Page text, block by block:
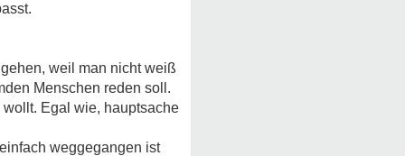
weil man nicht weiß
Menschen reden soll.
Egal wie, hauptsache
weggegangen ist